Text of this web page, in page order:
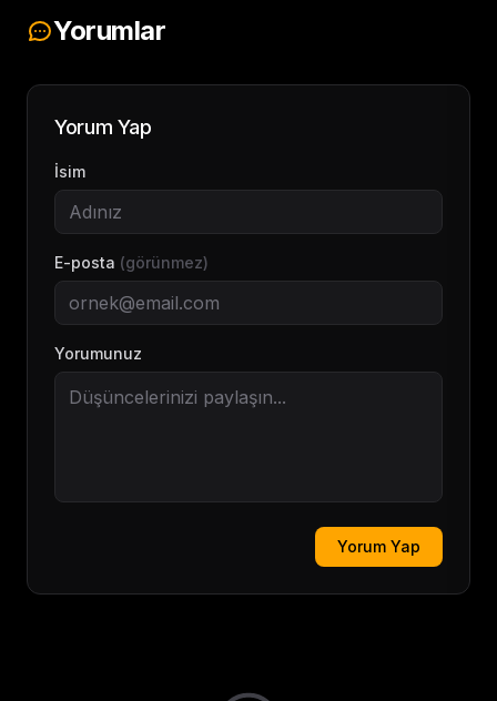
Yorumlar
Yorum Yap
İsim
E-posta (görünmez)
Yorumunuz
Yorum Yap